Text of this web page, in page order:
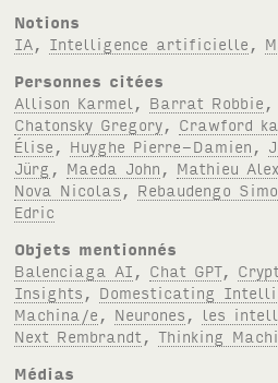
Notions
IA
Intelligence artificielle
Personnes citées
Allison Karmel
Barrat Robbie
Chatonsky Gregory
Crawford
Élise
Huyghe Pierre-Damien
Jürg
Maeda John Mathieu
Nova Nicolas
Rebaudengo
Edric
Objets mentionnés
Balenciaga AI
Chat GPT,
Insights
Domesticating
Machina/e
Neurones les
Next Rembrandt ,Thinking
Médias